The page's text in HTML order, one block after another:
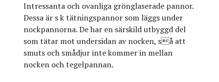
Intressanta och ovanliga grönglaserade pannor.
Dessa är s k tätningspannor som läggs under
nockpannorna. De har en särskild utbyggd del
som tätar mot undersidan av nocken, så att
smuts och smådjur inte kommer in mellan
nocken och tegelpannan.